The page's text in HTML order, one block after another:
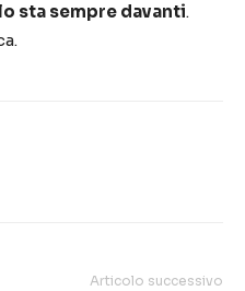
sta sempre davanti.
Articolo successivo